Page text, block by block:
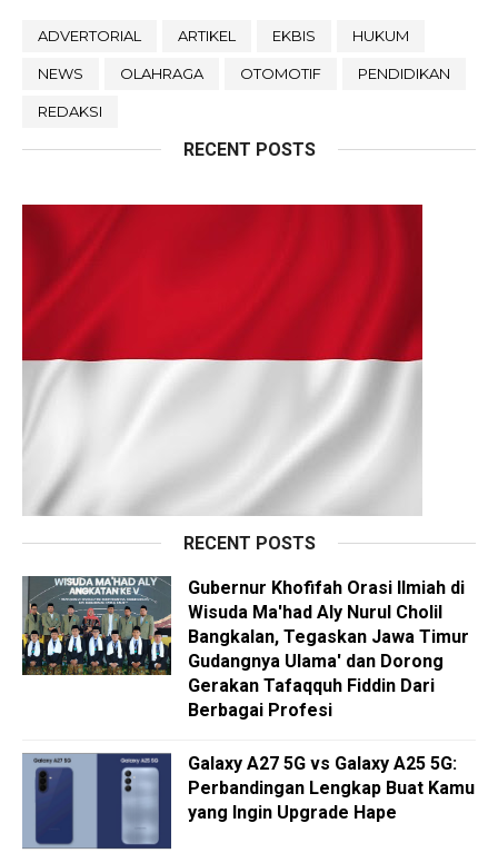
ADVERTORIAL ARTIKEL EKBIS HUKUM
NEWS OLAHRAGA OTOMOTIF PENDIDIKAN
REDAKSI
RECENT POSTS
RECENT POSTS
Gubernur Khofifah Orasi Ilmiah di
Wisuda Ma'had Aly Nurul Cholil
Bangkalan, Tegaskan Jawa Timur
Gudangnya Ulama' dan Dorong
Gerakan Tafaqquh Fiddin Dari
Berbagai Profesi
Galaxy A27 5G vs Galaxy A25 5G:
Perbandingan Lengkap Buat Kamu
yang Ingin Upgrade Hape